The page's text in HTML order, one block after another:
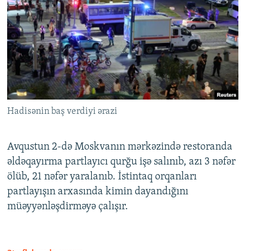
Hadisənin baş verdiyi ərazi
Avqustun 2-də Moskvanın mərkəzində restoranda
əldəqayırma partlayıcı qurğu işə salınıb, azı 3 nəfər
ölüb, 21 nəfər yaralanıb. İstintaq orqanları
partlayışın arxasında kimin dayandığını
müəyyənləşdirməyə çalışır.